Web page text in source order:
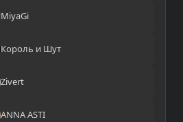
MiyaGi
Король и Шут
Zivert
ANNA ASTI